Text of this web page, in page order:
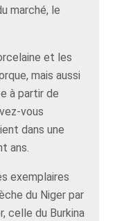
marché, le
et les
mais aussi
à partir de
vous
dans une
ans.
exemplaires
du Niger par
celle du Burkina